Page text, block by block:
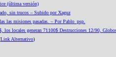
(última versión)
sin trucos – Subido por Xaguz
las misiones pasadas. – Por Pablo_psp.
los locales generan 71100$ Destrucciones 12/90,
Link Alternativo)